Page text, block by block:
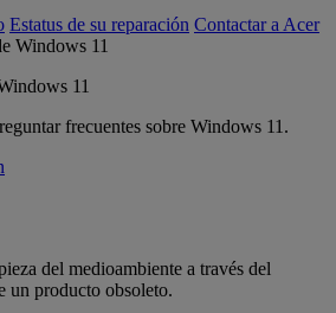
Estatus de su reparación Contactar a Acer
11
frecuentes sobre Windows 11.
del medioambiente a través del
un producto obsoleto.